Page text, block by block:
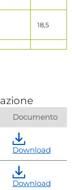
18,5
Documento
Download
Download